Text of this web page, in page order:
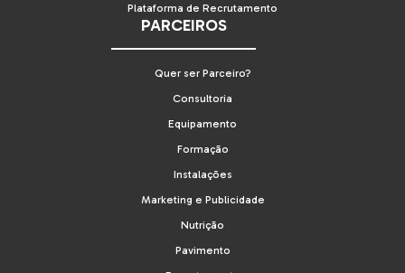
Plataforma de Recrutamento
PARCEIROS
Quer ser Parceiro?
Consultoria
Equipamento
Formação
Instalações
Marketing e Publicidade
Nutrição
Pavimento